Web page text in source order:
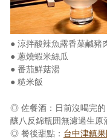
歷史區
關於Yilan
個人著作
活動實況記錄
媒體報導一覽
合作與代言
● 涼拌酸辣魚露香菜鹹豬
● 蔥燒蝦米絲瓜
● 番茄鮮菇湯
● 糙米飯
◎ 佐餐酒：日前沒喝完
釀八反錦瓶囲無濾過生原
◎ 餐後甜點： 台中津鎮